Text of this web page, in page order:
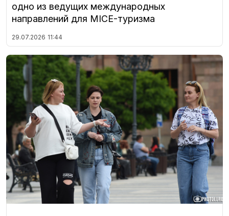
одно из ведущих международных
направлений для MICE-туризма
29.07.2026 11:44